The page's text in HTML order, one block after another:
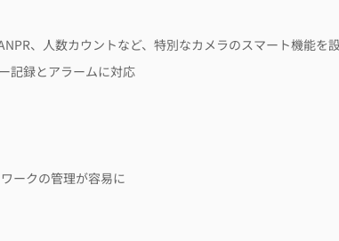
、人数カウントなど、特別なカメラのスマート機能を
記録とアラームに対応
ークの管理が容易に